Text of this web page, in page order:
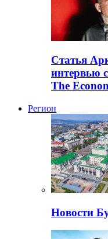
Статья
интервью
The
Регион
Новости